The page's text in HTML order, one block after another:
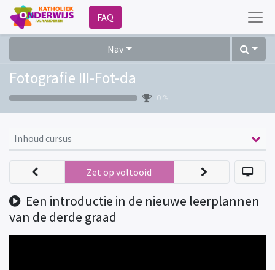
FAQ
Nav
Fotografie III-Fot-da
0 %
Inhoud cursus
Een introductie in de nieuwe leerplannen
van de derde graad
Zet op voltooid